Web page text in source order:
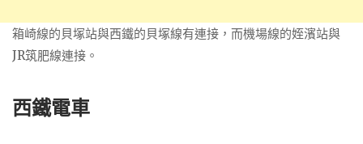
箱崎線的貝塚站與西鐵的貝塚線有連接，而機場線的姪濱站與
JR筑肥線連接。
西鐵電車